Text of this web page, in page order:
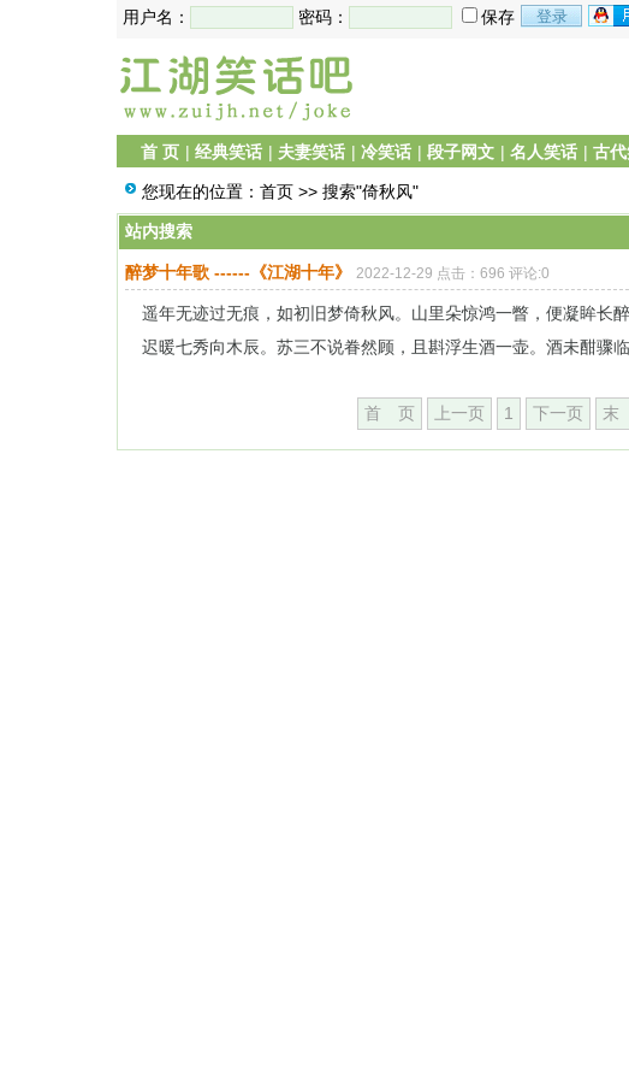
用户名： 密码： 保存
首 页 | 经典笑话 | 夫妻笑话 | 冷笑话 | 段子网文 | 名人笑话 | 古
您现在的位置： 首页 >> 搜索"倚秋风"
站内搜索
醉梦十年歌 ------《江湖十年》 2022-12-29 点击：696 评论:0
遥年无迹过无痕，如初旧梦倚秋风。山里朵惊鸿一瞥，便凝眸长
迟暖七秀向木辰。苏三不说眷然顾，且斟浮生酒一壶。酒未酣骤临
首 页 上一页 1 下一页 末